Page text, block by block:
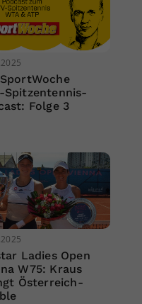
Spitzentennis-
Folge 3
Ladies Open
W75: Kraus
Österreich-